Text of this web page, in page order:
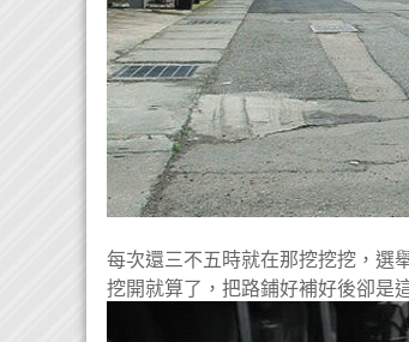
每次還三不五時就在那挖挖挖，選
挖開就算了，把路鋪好補好後卻是